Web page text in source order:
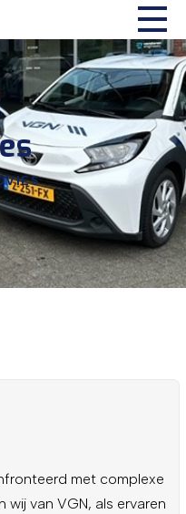
met complexe
van VGN, als ervaren